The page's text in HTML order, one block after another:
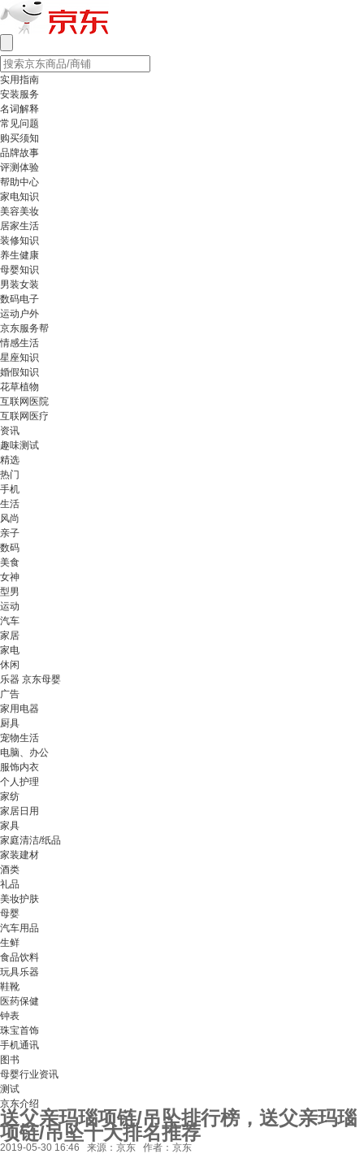
实用指南
安装服务
名词解释
常见问题
购买须知
品牌故事
评测体验
帮助中心
家电知识
美容美妆
居家生活
装修知识
养生健康
母婴知识
男装女装
数码电子
运动户外
京东服务帮
情感生活
星座知识
婚假知识
花草植物
互联网医院
互联网医疗
资讯
趣味测试
精选
热门
手机
生活
风尚
亲子
数码
美食
女神
型男
运动
汽车
家居
家电
休闲
乐器 京东母婴
广告
家用电器
厨具
宠物生活
电脑、办公
服饰内衣
个人护理
家纺
家居日用
家具
家庭清洁/纸品
家装建材
酒类
礼品
美妆护肤
母婴
汽车用品
生鲜
食品饮料
玩具乐器
鞋靴
医药保健
钟表
珠宝首饰
手机通讯
图书
母婴行业资讯
测试
京东介绍
送父亲玛瑙项链/吊坠排行榜，送父亲玛瑙
项链/吊坠十大排名推荐
2019-05-30 16:46 来源：京东 作者：京东